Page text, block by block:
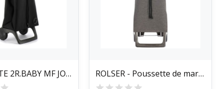
POUSSETTE 2R.BABY MF JOY1800 NOIR ROLSER - Poussette de marché 2 roues 40 L Grise...